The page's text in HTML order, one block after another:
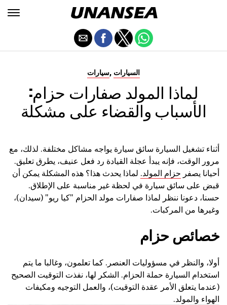
سيارات, السيارات
لماذا المولد صفارات حزام:
الأسباب والقضاء على مشكلة
أثناء تشغيل السيارة سائق سيارة يواجه مشاكل مختلفة. لذلك، مع
مرور الوقت، فإنه يبدأ عجلة القيادة رد فعل عنيف، يطرق تعليق.
أحيانا يصفر حزام المولد. لماذا يحدث هذا؟ هذه المشكلة يمكن أن
قبض على سائق سيارة في لحظة غير مناسبة على الإطلاق.
حسنا، دعونا ننظر لماذا صفارات مولد الحزام "كيا ريو" (سيدان)،
وغيرها من المركبات.
خصائص حزام
أولا، والنظر في مسؤوليات العنصر. كما تعلمون، وغالبا ما يتم
استخدام السيارة حملة الحزام. الشكر لها، نفذت التوقيت الصحيح
(عندما يتعلق الأمر عقدة التوقيت)، والعمل التوجيه ومكيفات
الهواء والمولد.